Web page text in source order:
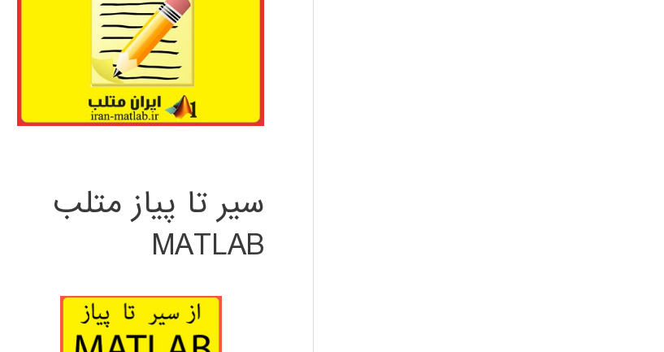
سیر تا پیاز متلب
MATLAB